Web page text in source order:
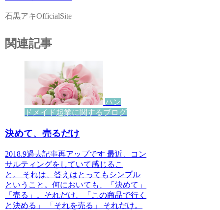
石黒アキOfficialSite
関連記事
ハン
ドメイド起業に関するブログ
決めて、売るだけ
2018.9過去記事再アップです 最近、コン
サルティングをしていて感じるこ
と。 それは、答えはとってもシンプル
ということ。何においても、「決めて」
「売る」。それだけ。「この商品で行く
と決める」 「それを売る」 それだけ。